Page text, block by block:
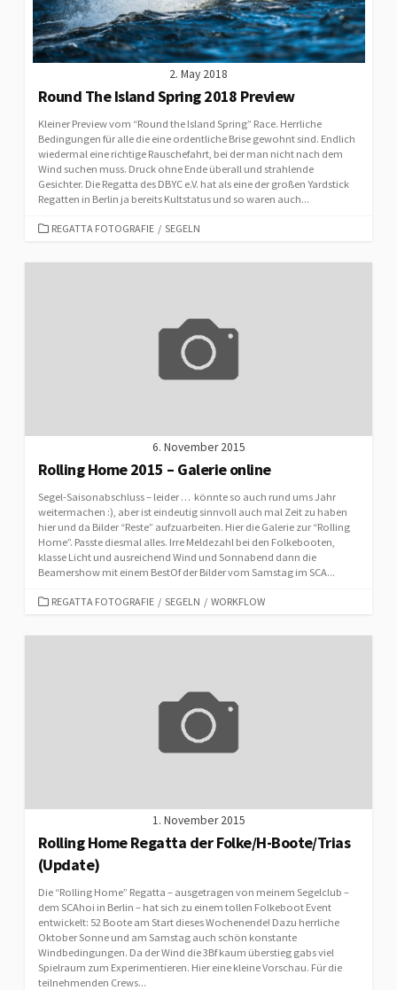
2. May 2018
Round The Island Spring 2018 Preview
Kleiner Preview vom “Round the Island Spring” Race. Herrliche
Bedingungen für alle die eine ordentliche Brise gewohnt sind. Endlich
wiedermal eine richtige Rauschefahrt, bei der man nicht nach dem
Wind suchen muss. Druck ohne Ende überall und strahlende
Gesichter. Die Regatta des DBYC e.V. hat als eine der großen Yardstick
Regatten in Berlin ja bereits Kultstatus und so waren auch...
CATEGORIES
REGATTA FOTOGRAFIE / SEGELN
6. November 2015
Rolling Home 2015 – Galerie online
Segel-Saisonabschluss – leider … könnte so auch rund ums Jahr
weitermachen :), aber ist eindeutig sinnvoll auch mal Zeit zu haben
hier und da Bilder “Reste” aufzuarbeiten. Hier die Galerie zur “Rolling
Home”. Passte diesmal alles. Irre Meldezahl bei den Folkebooten,
klasse Licht und ausreichend Wind und Sonnabend dann die
Beamershow mit einem BestOf der Bilder vom Samstag im SCA...
CATEGORIES
REGATTA FOTOGRAFIE / SEGELN / WORKFLOW
1. November 2015
Rolling Home Regatta der Folke/H-Boote/Trias
(Update)
Die “Rolling Home” Regatta – ausgetragen von meinem Segelclub –
dem SCAhoi in Berlin – hat sich zu einem tollen Folkeboot Event
entwickelt: 52 Boote am Start dieses Wochenende! Dazu herrliche
Oktober Sonne und am Samstag auch schön konstante
Windbedingungen. Da der Wind die 3Bf kaum überstieg gabs viel
Spielraum zum Experimentieren. Hier eine kleine Vorschau. Für die
teilnehmenden Crews...